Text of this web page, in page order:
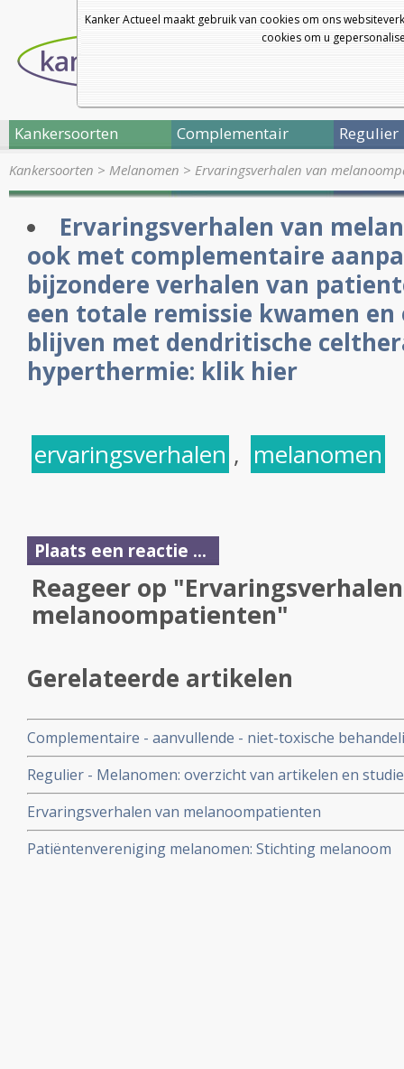
Kanker Actueel maakt gebruik van cookies om ons
cookies om u
Kankersoorten Complementair Regulier
Kankersoorten > Melanomen > Ervaringsverhalen van
Ervaringsverhalen van
ook met complementaire
bijzondere verhalen van
een totale remissie kwamen
blijven met dendritische
hyperthermie: klik hier
ervaringsverhalen , melanomen
Plaats een reactie ...
Reageer op
melanoompatienten"
Gerelateerde artikelen
Complementaire - aanvullende - niet-toxische
melanomen: een overzicht
Regulier - Melanomen: overzicht van artikelen en
Ervaringsverhalen van melanoompatienten
Patiëntenvereniging melanomen: Stichting melanoom